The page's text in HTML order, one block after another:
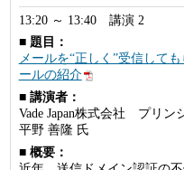
13:20 ～ 13:40 講演 2
■ 題目：
メールを“正しく”受信して
ールの紹介
■ 講演者：
Vade Japan株式会社 プリ
平野 善隆 氏
■ 概要：